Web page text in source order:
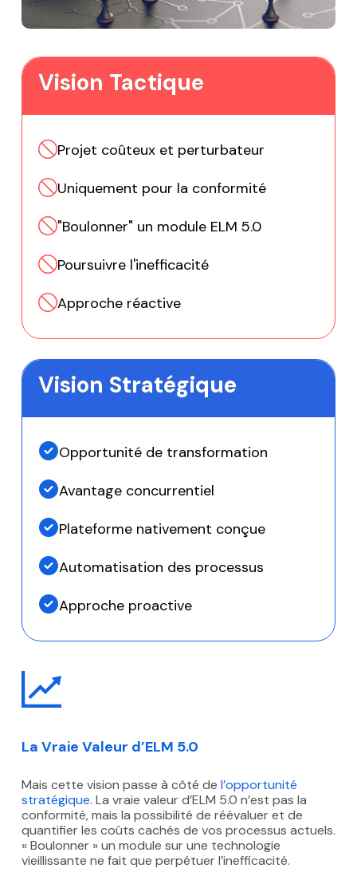
Vision Tactique
Projet coûteux et perturbateur
Uniquement pour la conformité
"Boulonner" un module ELM 5.0
Poursuivre l'inefficacité
Approche réactive
Vision Stratégique
Opportunité de transformation
Avantage concurrentiel
Plateforme nativement conçue
Automatisation des processus
Approche proactive
La Vraie Valeur d’ELM 5.0
Mais cette vision passe à côté de l’opportunité
stratégique. La vraie valeur d’ELM 5.0 n’est pas la
conformité, mais la possibilité de réévaluer et de
quantifier les coûts cachés de vos processus actuels.
« Boulonner » un module sur une technologie
vieillissante ne fait que perpétuer l’inefficacité.